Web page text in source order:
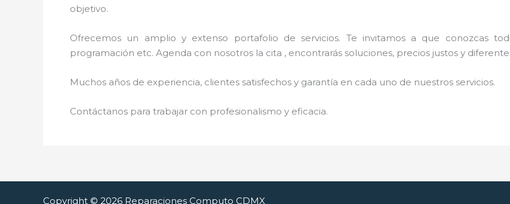
objetivo.
Ofrecemos un amplio y extenso portafolio de servicios. Te invitamos a que conozcas
programación etc. Agenda con nosotros la cita , encontrarás soluciones, precios justos y
Muchos años de experiencia, clientes satisfechos y garantía en cada uno de nuestros servicios.
Contáctanos para trabajar con profesionalismo y eficacia.
Copyright © 2026 Reparaciones Computo CDMX